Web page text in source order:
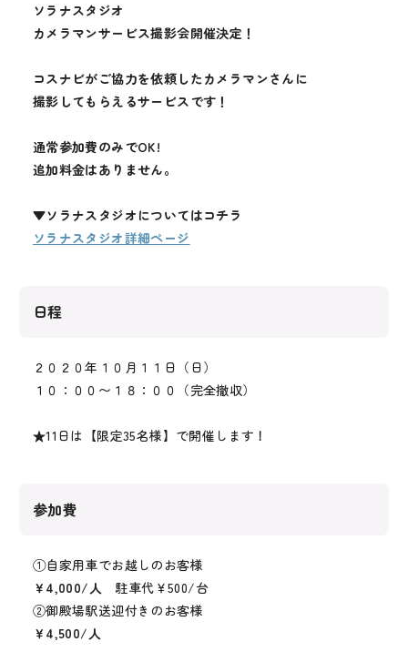
お知らせ
ソラナスタジオ
カメラマンサービス撮影会開催決定！
コスナビがご協力を依頼したカメラマンさんに
撮影してもらえるサービスです！
通常参加費のみでOK!
追加料金はありません。
▼ソラナスタジオについてはコチラ
ソラナスタジオ詳細ページ
日程
２０２０年１０月１１日（日）
１０：００〜１８：００（完全撤収）
★11日は【限定35名様】で開催します！
参加費
①自家用車でお越しのお客様
￥4,000/人 駐車代￥500/台
②御殿場駅送迎付きのお客様
￥4,500/人